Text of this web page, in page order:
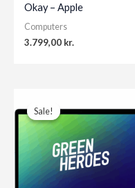
Okay – Apple
Computers
3.799,00 kr.
Sale!
Sale!